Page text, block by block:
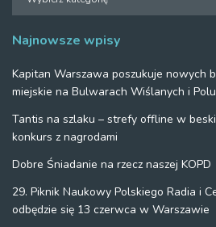
Najnowsze wpisy
Kapitan Warszawa poszukuje nowych
miejskie na Bulwarach Wiślanych i
Tantis na szlaku – strefy offline w
konkurs z nagrodami
Dobre Śniadanie na rzecz naszej KOPD
29. Piknik Naukowy Polskiego Radia i
odbędzie się 13 czerwca w Warszawie